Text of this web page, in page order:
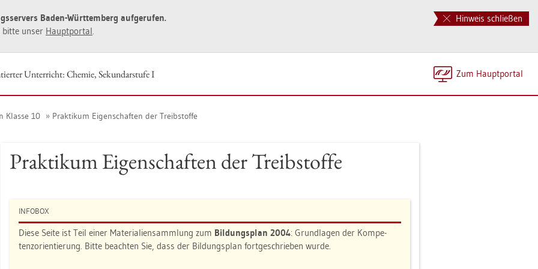
Hinweis schließen
Baden-Würt­tem­berg auf­ge­ru­fen.
bitte unser Haupt­por­tal.
Zum Haupt­por­tal
Un­ter­richt: Che­mie, Se­kun­dar­stu­fe I
Klas­se 10 Prak­ti­kum Ei­gen­schaf­ten der Treib­stof­fe
Prak­ti­kum Ei­gen­schaf­ten der Treib­stof­fe
IN­FO­BOX
Diese Seite ist Teil einer Ma­te­ria­li­en­samm­lung zum Bil­dungs­plan 2004: Grund­la­gen der Kom­pe­
tenz­ori­en­tie­rung. Bitte be­ach­ten Sie, dass der Bil­dungs­plan fort­ge­schrie­ben wurde.